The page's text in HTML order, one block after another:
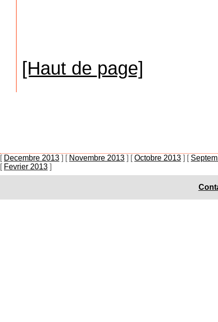
[Haut de page]
[ Decembre 2013 ] [ Novembre 2013 ] [Octobre 2013 ] [
[ Fevrier 2013 ]